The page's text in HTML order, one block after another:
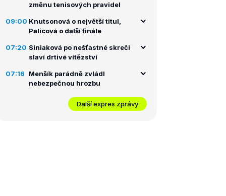
změnu tenisových pravidel
09:00 Knutsonová o největší titul,
Palicová o další finále
07:20 Siniaková po nešťastné skreči
slaví drtivé vítězství
07:16
Menšík parádně zvládl
nebezpečnou hrozbu
Další expres zprávy